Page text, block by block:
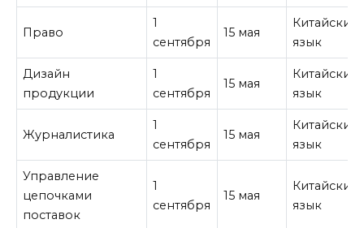
Право
1
сентября
15 мая
Китайский
язык
Дизайн
продукции
1
сентября
15 мая
Китайский
язык
Журналистика
1
сентября
15 мая
Китайский
язык
Управление
цепочками
поставок
1
сентября
15 мая
Китайский
язык